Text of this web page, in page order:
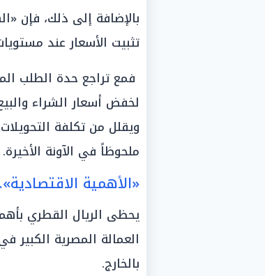
بالإضافة إلى ذلك،
تثبيت الأسعار عند
فمع تراجع حدة الطلب
لخفض أسعار الشراء
ويقلل من تكلفة
ملحوظاً في الآونة الأخيرة.
«الأهمية
يحظى الريال القطري
العمالة المصرية الكبير
بالخارج.